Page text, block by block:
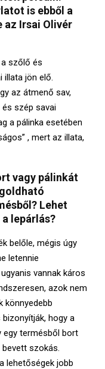
is ebből a
az Irsai Olivér
szőlő és
illata jön elő.
az átmenő sav,
szép savai
a pálinka esetében
, mert az illata,
vagy pálinkát
Lehet
lepárlás?
belőle, mégis úgy
letennie
vannak káros
azok nem
könnyedebb
hogy a
egy termésből bort
bevett szokás.
lehetőségek jobb